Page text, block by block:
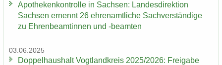
Apo­the­ken­kon­trol­le in Sach­sen: Lan­des­di­rek­ti­on
Sach­sen er­nennt 26 eh­ren­amt­li­che Sach­ver­stän­di­ge
zu Eh­ren­be­am­tin­nen und -​beamten
03.06.2025
Dop­pel­haus­halt Vogt­land­kreis 2025/2026: Frei­ga­be